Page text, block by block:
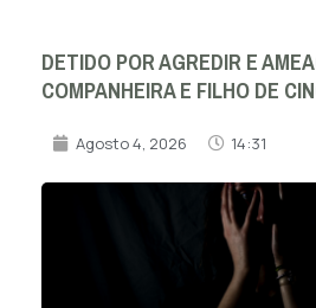
DETIDO POR AGREDIR E
COMPANHEIRA E FILHO DE
Agosto 4, 2026 14:31